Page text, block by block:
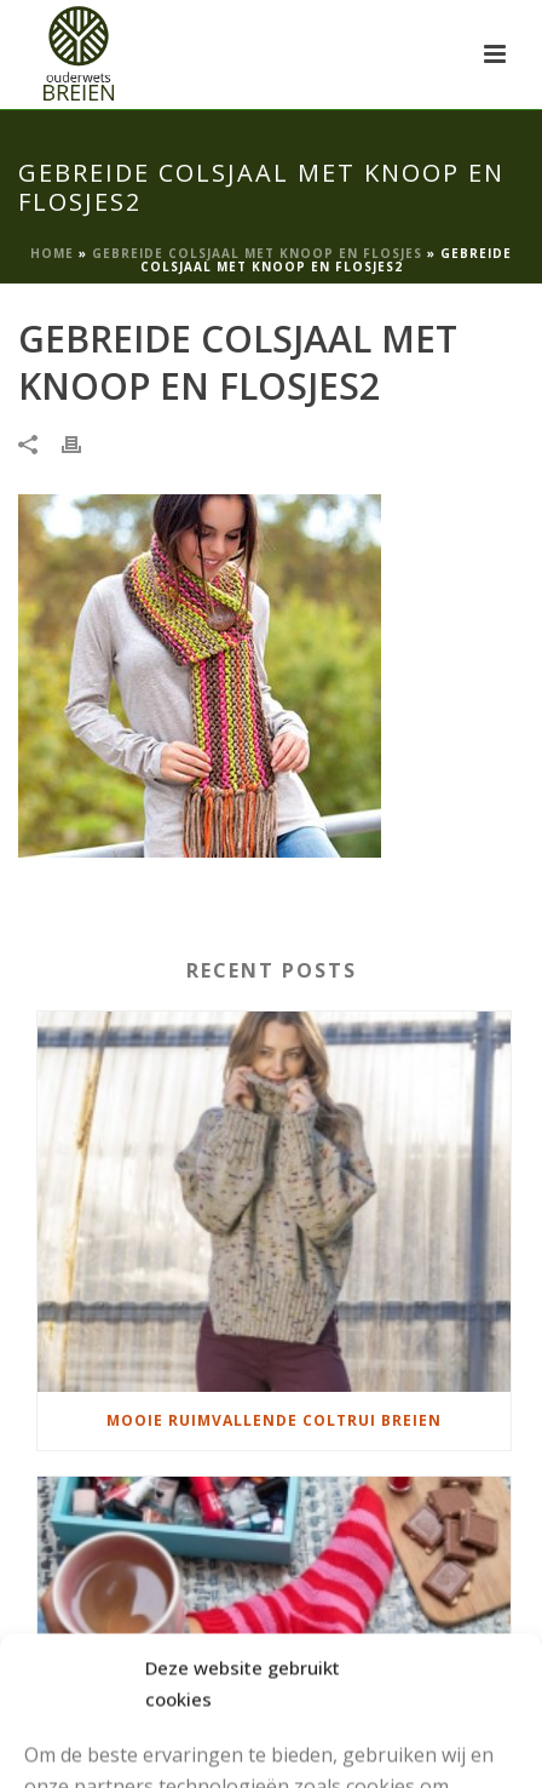
Deze website gebruikt
cookies
Om de beste ervaringen te bieden, gebruiken wij en
GEBREIDE COLSJAAL MET KNOOP EN
FLOSJES2
HOME » GEBREIDE COLSJAAL MET KNOOP EN FLOSJES » GEBREIDE
COLSJAAL MET KNOOP EN FLOSJES2
GEBREIDE COLSJAAL MET
KNOOP EN FLOSJES2
RECENT POSTS
MOOIE RUIMVALLENDE COLTRUI BREIEN